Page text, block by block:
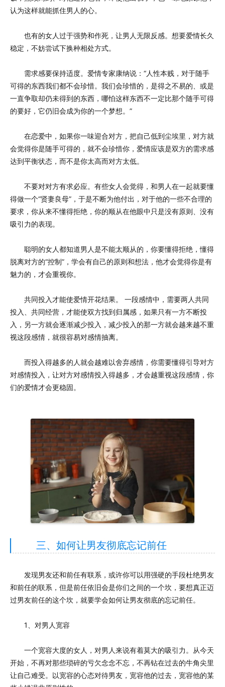
认为这样就能抓住男人的心。
也有的女人过于强势和作死，让男人无限反感。想要爱情长久
稳定，不妨尝试下换种相处方式。
需求感要保持适度。爱情专家康纳说：“人性本贱，对于随手
可得的东西我们都不会珍惜。我们会珍惜的，是得之不易的、或是
一直争取却仍未得到的东西，哪怕这样东西不一定比那个随手可得
的要好，它仍旧会成为你的一个梦想。”
在恋爱中，如果你一味迎合对方，把自己低到尘埃里，对方就
会觉得你是随手可得的，就不会珍惜你，爱情应该是双方的需求感
达到平衡状态，而不是你太高而对方太低。
不要对对方有求必应。有些女人会觉得，和男人在一起就要懂
得做一个“贤妻良母”，于是不断为他付出，对于他的一些不合理的
要求，你从来不懂得拒绝，你的顺从在他眼中只是没有原则、没有
吸引力的表现。
聪明的女人都知道男人是不能太顺从的，你要懂得拒绝，懂得
脱离对方的“控制”，学会有自己的原则和想法，他才会觉得你是有
魅力的，才会重视你。
共同投入才能使爱情开花结果。 一段感情中，需要两人共同
投入、共同经营，才能使双方找到归属感，如果只有一方不断投
入，另一方就会逐渐减少投入，减少投入的那一方就会越来越不重
视这段感情，就很容易对感情抽离。
而投入得越多的人就会越难以舍弃感情，你需要懂得引导对方
对感情投入，让对方对感情投入得越多，才会越重视这段感情，你
们的爱情才会更稳固。
三、如何让男友彻底忘记前任
发现男友还和前任有联系，或许你可以用强硬的手段杜绝男友
和前任的联系，但是前任依旧会是你们之间的一个坎，要想真正迈
过男友前任的这个坎，就要学会如何让男友彻底的忘记前任。
1、对男人宽容
一个宽容大度的女人，对男人来说有着莫大的吸引力。从今天
开始，不再对那些琐碎的亏欠念念不忘，不再钻在过去的牛角尖里
让自己难受。以宽容的心态对待男友，宽容他的过去，宽容他的某